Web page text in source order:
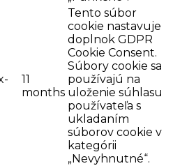
11
months
Tento súbor
cookie nastavuje
doplnok GDPR
Cookie Consent.
Súbory cookie sa
používajú na
uloženie súhlasu
používateľa s
ukladaním
súborov cookie v
kategórii
„Nevyhnutné“.